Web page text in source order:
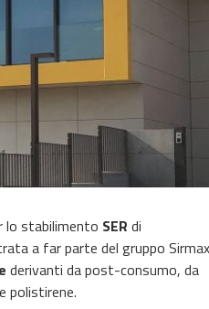
lo stabilimento SER di
a far parte del gruppo Sirmax
derivanti da post-consumo, da
polistirene.